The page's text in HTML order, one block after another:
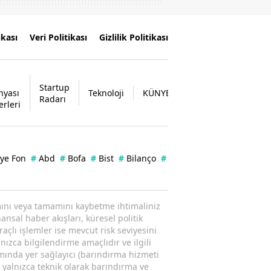
Veri Politikası Gizlilik Politikası
Startup
Radarı
Teknoloji KÜNYE
Fon # Abd # Bofa # Bist # Bilanço #
veya tamamını kaybetme ihtimaliniz
haber akışları, küresel politik
işlemler ise mevcut risk seviyesini
bilgilendirme amaçlıdır ve ilgili
yer sağlayıcı (barındırma hizmeti
teknik olarak barındırma ve